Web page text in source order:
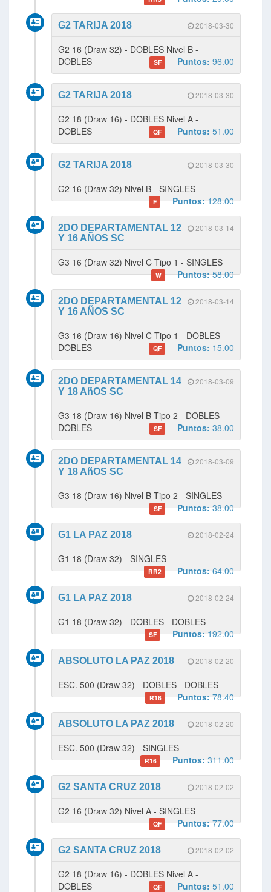
2018-03-30
G2 TARIJA 2018
G2 16 (Draw 32) - DOBLES Nivel B -
DOBLES
SF Puntos: 96.00
2018-03-30
G2 TARIJA 2018
G2 18 (Draw 16) - DOBLES Nivel A -
DOBLES
QF Puntos: 51.00
2018-03-30
G2 TARIJA 2018
G2 16 (Draw 32) Nivel B - SINGLES
F Puntos:128.00
2018-03-14
2DO DEPARTAMENTAL 12
Y 16 AÑOS SC
G3 16 (Draw 32) Nivel C Tipo 1 - SINGLES
W Puntos:58.00
2018-03-14
2DO DEPARTAMENTAL 12
Y 16 AÑOS SC
G3 16 (Draw 16) Nivel C Tipo 1 - DOBLES -
DOBLES
QF Puntos: 15.00
2018-03-09
2DO DEPARTAMENTAL 14
Y 18 AñOS SC
G3 18 (Draw 16) Nivel B Tipo 2 - DOBLES -
DOBLES
SF Puntos: 38.00
2018-03-09
2DO DEPARTAMENTAL 14
Y 18 AñOS SC
G3 18 (Draw 16) Nivel B Tipo 2 - SINGLES
SF Puntos:38.00
2018-02-24
G1 LA PAZ 2018
G1 18 (Draw 32) - SINGLES
RR2 Puntos:64.00
2018-02-24
G1 LA PAZ 2018
G1 18 (Draw 32) - DOBLES - DOBLES
SF Puntos:192.00
2018-02-20
ABSOLUTO LA PAZ 2018
ESC. 500 (Draw 32) - DOBLES - DOBLES
R16 Puntos:78.40
2018-02-20
ABSOLUTO LA PAZ 2018
ESC. 500 (Draw 32) - SINGLES
R16 Puntos:311.00
2018-02-02
G2 SANTA CRUZ 2018
G2 16 (Draw 32) Nivel A - SINGLES
QF Puntos:77.00
2018-02-02
G2 SANTA CRUZ 2018
G2 18 (Draw 16) - DOBLES Nivel A -
DOBLES
QF Puntos: 51.00